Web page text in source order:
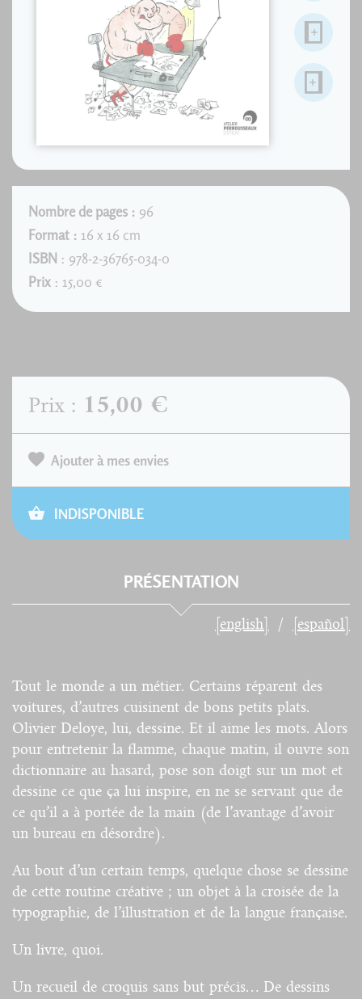
Nombre de pages : 96
Format : 16 x 16 cm
ISBN : 978-2-36765-034-0
Prix : 15,00 €
Prix : 15,00 €
Ajouter à mes envies
INDISPONIBLE
PRÉSENTATION
[english] [español]
Tout le monde a un métier. Certains réparent des
voitures, d’autres cuisinent de bons petits plats.
Olivier Deloye, lui, dessine. Et il aime les mots. Alors
pour entretenir la flamme, chaque matin, il ouvre son
dictionnaire au hasard, pose son doigt sur un mot et
dessine ce que ça lui inspire, en ne se servant que de
ce qu’il a à portée de la main (de l’avantage d’avoir
un bureau en désordre).
Au bout d’un certain temps, quelque chose se dessine
de cette routine créative ; un objet à la croisée de la
typographie, de l’illustration et de la langue française.
Un livre, quoi.
Un recueil de croquis sans but précis… De dessins